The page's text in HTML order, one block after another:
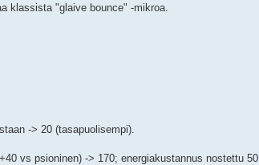
klassista "glaive bounce" -mikroa.
-> 20 (tasapuolisempi).
vs psioninen) -> 170; energiakustannus nostettu 50